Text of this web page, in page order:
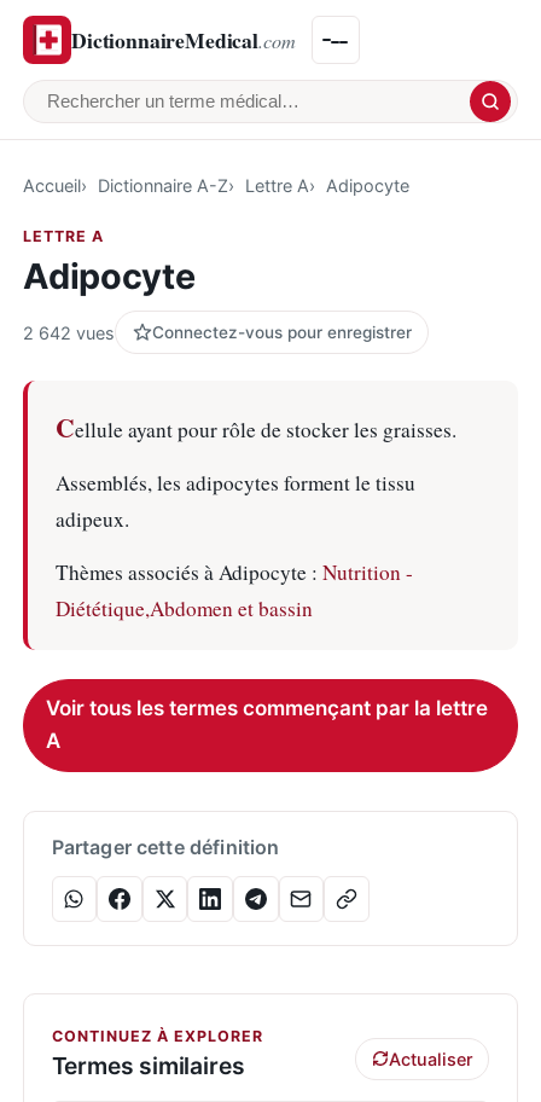
DictionnaireMedical.com
Rechercher un terme médical
Accueil Dictionnaire A-Z Lettre A Adipocyte
LETTRE A
Adipocyte
2 642 vues Connectez-vous pour enregistrer
Cellule ayant pour rôle de stocker les graisses.
Assemblés, les adipocytes forment le tissu
adipeux.
Thèmes associés à Adipocyte : Nutrition -
Diététique,Abdomen et bassin
Voir tous les termes commençant par la lettre
A
Partager cette définition
CONTINUEZ À EXPLORER
Termes similaires Actualiser